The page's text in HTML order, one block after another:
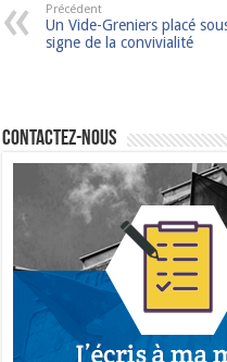
Précédent
Un Vide-Greniers placé
signe de la convivialité
Contactez-nous